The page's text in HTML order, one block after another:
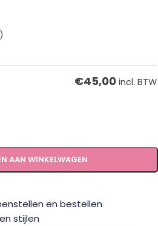
€45,00 incl. BTW
AAN WINKELWAGEN
en bestellen
stijlen